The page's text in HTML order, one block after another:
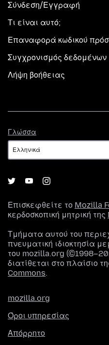
Σύνδεση/Εγγραφή
Τι είναι αυτό;
Επαναφορά κωδικού
Συγχρονισμός δεδομένων
Λήψη βοήθειας
Γλώσσα
Επισκεφθείτε το Mozilla
κερδοσκοπική μητρική της
Τμήματα αυτού του
πνευματική ιδιοκτησία
του mozilla.org
διατίθεται στο πλαίσιο
Commons.
mozilla.org
Όροι υπηρεσίας
Απόρρητο